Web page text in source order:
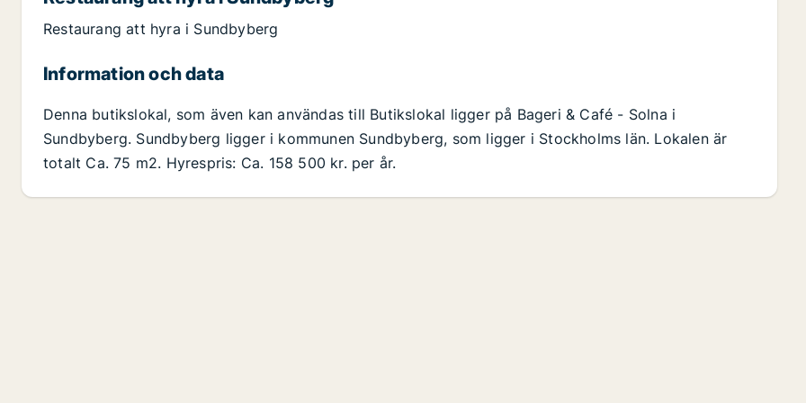
Restaurang att hyra i Sundbyberg
Information och data
Denna butikslokal, som även kan användas till Butikslokal ligger på Bageri & Café - Solna i
Sundbyberg. Sundbyberg ligger i kommunen Sundbyberg, som ligger i Stockholms län. Lokalen är
totalt Ca. 75 m2. Hyrespris: Ca. 158 500 kr. per år.